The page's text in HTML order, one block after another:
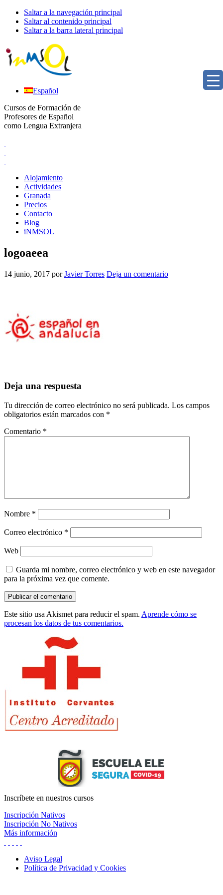
Saltar a la navegación principal
Saltar al contenido principal
Saltar a la barra lateral principal
Español
Cursos de Formación de
Profesores de Español
como Lengua Extranjera
Alojamiento
Actividades
Granada
Precios
Contacto
Blog
iNMSOL
logoaeea
14 junio, 2017 porJavier Torres Deja un comentario
Interacciones
los
lectores
Deja una respuesta
Tu dirección de correo electrónico no será publicada. Los campos
obligatorios están marcados con *
Comentario *
Nombre *
Correo electrónico *
Web
Guarda mi nombre, correo electrónico y web en este navegador
para la próxima vez que comente.
Este sitio usa Akismet para reducir el spam. Aprende cómo se
procesan los datos de tus comentarios.
principal
Inscríbete en nuestros cursos
Inscripción Nativos
Inscripción No Nativos
Más información
Aviso Legal
Política de Privacidad y Cookies